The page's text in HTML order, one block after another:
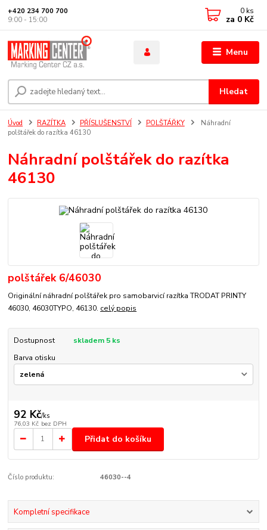
Menu
Hledat
+420 234 700 700
9:00 - 15:00
0 ks
za 0 Kč
Úvod RAZÍTKA PŘÍSLUŠENSTVÍ POLŠTÁŘKY
Náhradní
polštářek do razítka 46130
Náhradní polštářek do razítka
46130
polštářek 6/46030
Originální náhradní polštářek pro samobarvicí razítka TRODAT PRINTY
46030, 46030TYPO, 46130. celý popis
Dostupnost
skladem 5 ks
Barva otisku
92 Kč/ks
76,03 Kč bez DPH
Přidat do košíku
Číslo produktu: 46030--4
Kompletní specifikace